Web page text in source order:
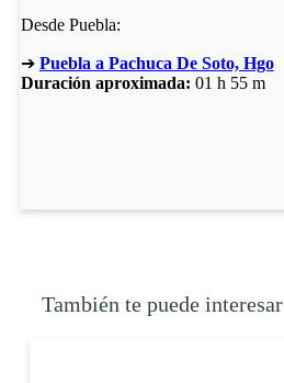
Desde Puebla:
➔ Puebla a Pachuca De Soto, Hgo
Duración aproximada: 01 h 55 m
También te puede interesar